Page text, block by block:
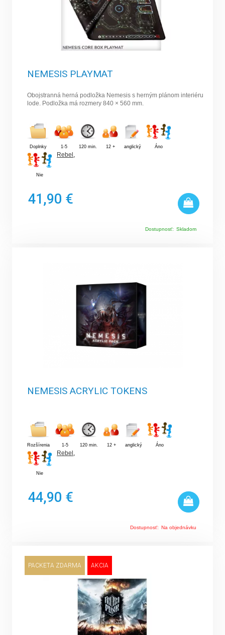
NEMESIS PLAYMAT
Obojstranná herná podložka Nemesis s herným plánom interiéru
lode. Podložka má rozmery 840 × 560 mm.
Doplnky 1-5 120 min. 12 + anglický Áno
Nie
Rebel
41,90 €
Dostupnosť: Skladom
NEMESIS ACRYLIC TOKENS
Rozšírenia 1-5 120 min. 12 + anglický Áno
Nie
Rebel,
44,90 €
Dostupnosť: Na objednávku
AKCIA
PACKETA ZDARMA